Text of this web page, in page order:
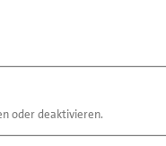
oder deaktivieren.